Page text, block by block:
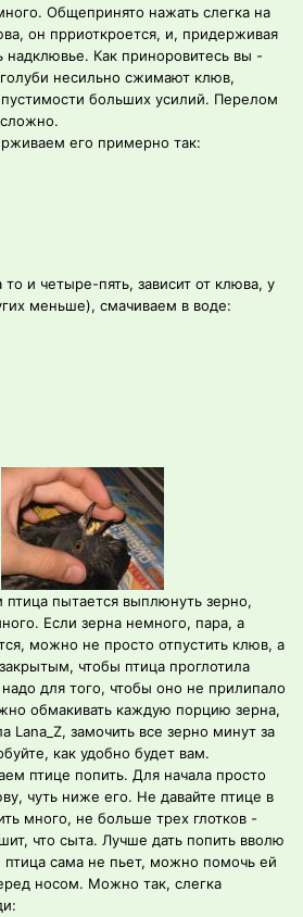
Общепринято нажать слегка на
он прриоткроется, и, придерживая
надклювье. Как приноровитесь вы -
несильно сжимают клюв,
больших усилий. Перелом
его примерно так:
и четыре-пять, зависит от клюва, у
меньше), смачиваем в воде:
птица пытается выплюнуть зерно,
Если зерна немного, пара, а
можно не просто отпустить клюв, а
чтобы птица проглотила
для того, чтобы оно не прилипало
обмакивать каждую порцию зерна,
Lana_Z, замочить все зерно минут за
как удобно будет вам.
птице попить. Для начала просто
чуть ниже его. Не давайте птице в
много, не больше трех глотков -
что сыта. Лучше дать попить вволю
сама не пьет, можно помочь ей
носом. Можно так, слегка